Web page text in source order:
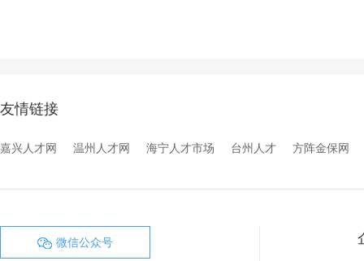
友情链接
嘉兴人才网 温州人才网 海宁人才市场 台州人才 方阵金保网
微信公众号